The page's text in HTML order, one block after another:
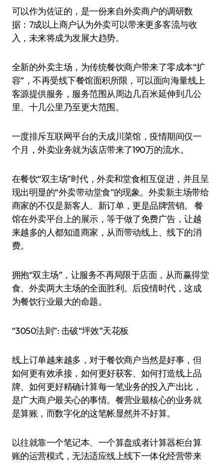
可以作为佐证的，是一份来自外卖商户的调研数
据：7成以上商户认为外卖可以带来更多客流与收
入，未来将成为发展大趋势。
全新的外卖主场，为传统餐饮商户带来了零成本“扩
容”，不再受线下餐馆面积所限，可以面向海量线上
客源提供服务，服务范围从周边几百米延伸到几公
里、十几公里乃至更大范围。
一度排斥互联网平台的天成川菜馆，疫情期间仅一
个月，外卖业务就为该店带来了190万的流水。
在餐饮“双主场”时代，外卖和堂食相互促进，并且呈
现出明显的“外卖带动堂食”的现象。外卖新主场带给
商家的不仅是新客人、新订单，更是品牌营销。 餐
馆在外卖平台上的展示，等于做了免费广告，让越
来越多的人都知道商家，从而带动线上、线下的消
费。
拥抱“双主场”，让服务不再局限于店面，从而赢得堂
食、外卖两大主场的全面胜利。后疫情时代，这成
为餐饮行业最大的命题。
“3050法则”: 击破“坪效”天花板
线上订单越来越多，对于餐饮商户当然是好事，但
如何更有效承接，如何更好获客、如何打造线上品
牌、如何更好精确计算每一笔业务的投入产出比，
是广大商户最关心的事情。餐营业最核心的业务就
是算账，而数字化的这笔帐显然并不好算。
以往就靠一个笔记本、一个算盘或者计算器柜台算
账的运营模式，无法适应线上线下一体化经营带来